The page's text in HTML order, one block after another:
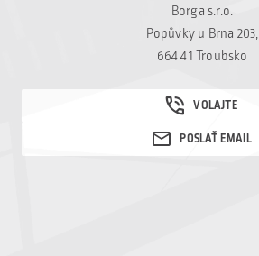
Borga s.r.o.
Popůvky u Brna 203,
664 41 Troubsko